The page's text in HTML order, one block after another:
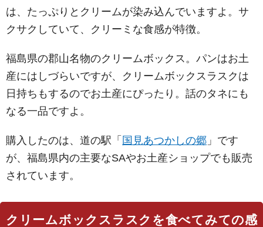
は、たっぷりとクリームが染み込んでいますよ。サ
クサクしていて、クリーミな食感が特徴。
福島県の郡山名物のクリームボックス。パンはお土
産にはしづらいですが、クリームボックスラスクは
日持ちもするのでお土産にぴったり。話のタネにも
なる一品ですよ。
購入したのは、道の駅「 国見あつかしの郷 」です
が、福島県内の主要なSAやお土産ショップでも販売
されています。
クリームボックスラスクを食べてみての感